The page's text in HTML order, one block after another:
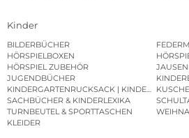
Kinder
BILDERBÜCHER
HÖRSPIELBOXEN
HÖRSPIEL ZUBEHÖR
JUGENDBÜCHER
KINDERGARTENRUCKSACK |
SACHBÜCHER & KINDERLEXIKA
TURNBEUTEL & SPORTTASCHEN
KLEIDER